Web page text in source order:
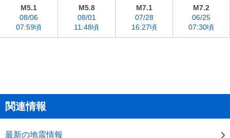
M5.1
08/06
07:59頃
M5.8
08/01
11:48頃
M7.1
07/28
16:27頃
M7.2
06/25
07:30頃
関連情報
最新の地震情報